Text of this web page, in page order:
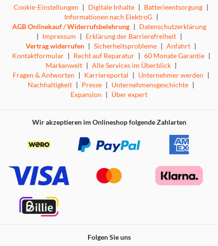
Cookie-Einstellungen | Digitale Inhalte | Batterieentsorgung |
Informationen nach ElektroG |
AGB Onlinekauf / Widerrufsbelehrung | Datenschutzerklärung
| Impressum | Erklärung der Barrierefreiheit |
Vertrag widerrufen | Sicherheitsprobleme | Anfahrt |
Kontaktformular | Recht auf Reparatur | 60 Monate Garantie |
Markenwelt | Alle Services im Überblick |
Fragen & Antworten | Karriereportal | Unternehmer werden |
Nachhaltigkeit | Presse | Unternehmensgeschichte |
Expansion | Über expert
Wir akzeptieren im Onlineshop folgende Zahlarten
Folgen Sie uns